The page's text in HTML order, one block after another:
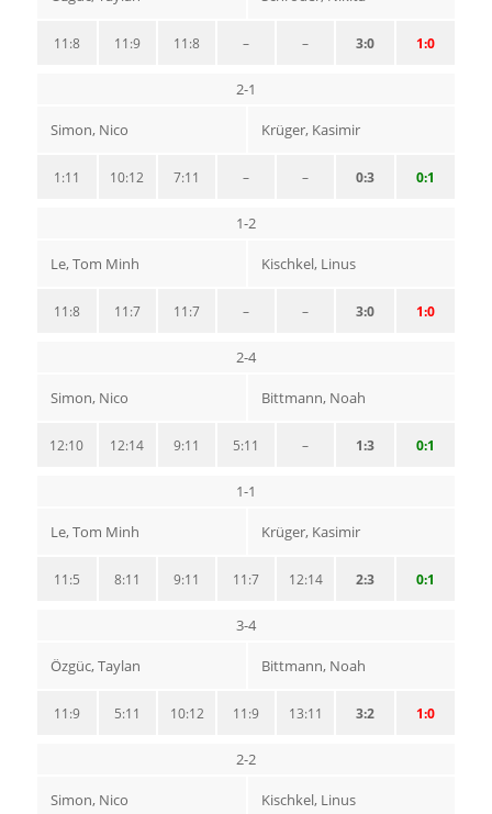
1:0
3:0
–
–
11:8
11:9
11:8
2-1
Simon, Nico Krüger, Kasimir
0:1
0:3
–
–
7:11
10:12
1:11
1-2
Le, Tom Minh Kischkel, Linus
1:0
3:0
–
–
11:7
11:7
11:8
2-4
Simon, Nico Bittmann, Noah
0:1
1:3
–
5:11
9:11
12:14
12:10
1-1
Le, Tom Minh Krüger, Kasimir
0:1
2:3
12:14
11:7
9:11
8:11
11:5
3-4
Özgüc, Taylan Bittmann, Noah
1:0
3:2
13:11
11:9
10:12
5:11
11:9
2-2
Simon, Nico Kischkel, Linus